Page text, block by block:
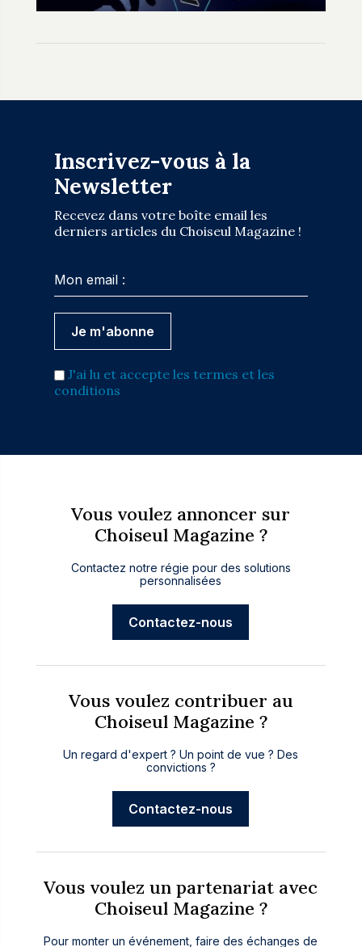
Inscrivez-vous à la
Newsletter
Recevez dans votre boîte email les
derniers articles du Choiseul Magazine !
J'ai lu et accepte les termes et les
conditions
Vous voulez annoncer sur
Choiseul Magazine ?
Contactez notre régie pour des solutions
personnalisées
Contactez-nous
Vous voulez contribuer au
Choiseul Magazine ?
Un regard d'expert ? Un point de vue ? Des
convictions ?
Contactez-nous
Vous voulez un partenariat avec
Choiseul Magazine ?
Pour monter un événement, faire des échanges de